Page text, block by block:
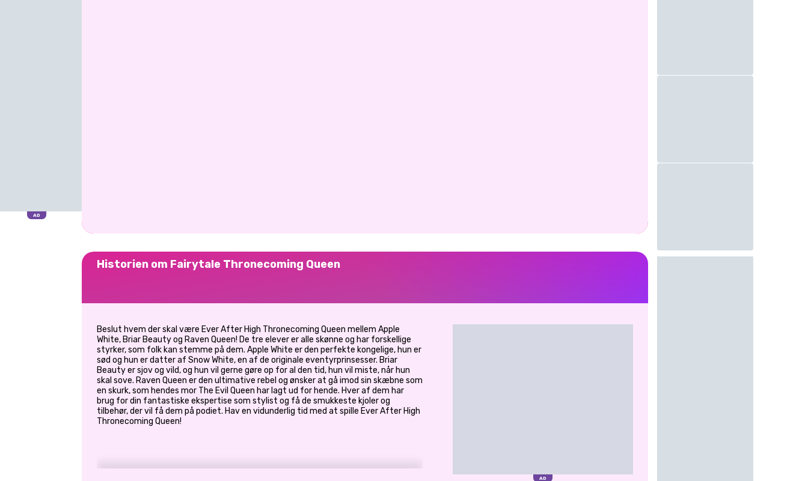
Historien om Fairytale Thronecoming Queen
Beslut hvem der skal være Ever After High Thronecoming Queen mellem Apple
White, Briar Beauty og Raven Queen! De tre elever er alle skønne og har forskellige
styrker, som folk kan stemme på dem. Apple White er den perfekte kongelige, hun er
sød og hun er datter af Snow White, en af de originale eventyrprinsesser. Briar
Beauty er sjov og vild, og hun vil gerne gøre op for al den tid, hun vil miste, når hun
skal sove. Raven Queen er den ultimative rebel og ønsker at gå imod sin skæbne som
en skurk, som hendes mor The Evil Queen har lagt ud for hende. Hver af dem har
brug for din fantastiske ekspertise som stylist og få de smukkeste kjoler og
tilbehør, der vil få dem på podiet. Hav en vidunderlig tid med at spille Ever After High
Thronecoming Queen!